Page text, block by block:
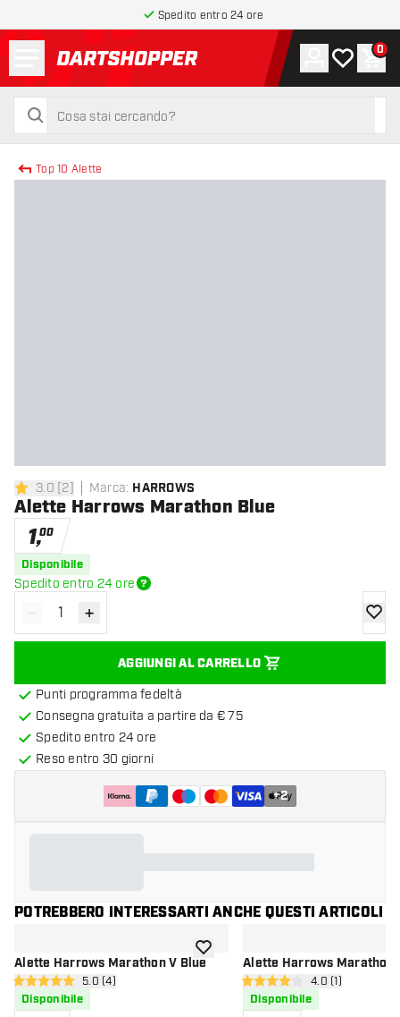
Spedito entro 24 ore
torna alla home page
cerca
cerca
Account
La mia0
Top 10 Alette
3 stelle di valutazione
3.0 [2] Marca: HARROWS
Alette Harrows Marathon Blue
1,00
Disponibile
Spedito entro 24 ore
Diminuisci quantità
- Aumenta quantità
+
AGGIUNGI AL CARRELLO
Punti programma fedeltà
Consegna gratuita a partire da € 75
Spedito entro 24 ore
Reso entro 30 giorni
+2
POTREBBERO INTERESSARTI ANCHE QUESTI ARTICOLI
Alette Harrows Marathon V Blue
apri pannello recensioni
5 stelle di valutazione
5.0 (4)
Disponibile
aggiungi alla lista dei desideri
Alette Harrows Marathon
apri pannello
4 stelle di valutazione
4.0 (1)
Disponibile